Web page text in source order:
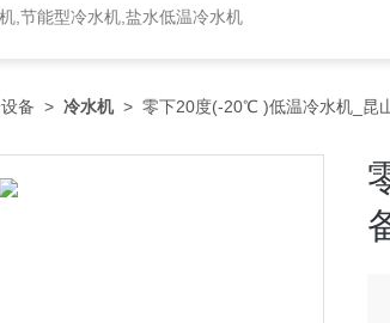
,节能型冷水机,盐水低温冷水机
备 > 冷水机> 零下20度(-20℃ )低温冷水机_昆